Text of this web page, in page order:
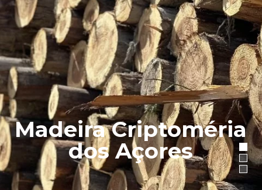
Madeira Criptoméria
dos Açores